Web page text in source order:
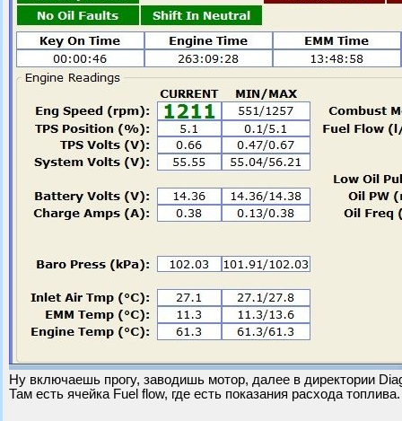
Ну включаешь прогу, заводишь мотор, далее в директории
Там есть ячейка Fuel flow, где есть показания расхода топлива.